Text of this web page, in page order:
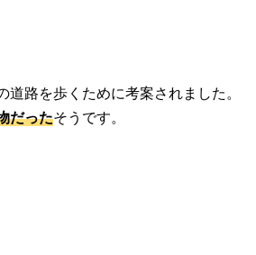
路を歩くために考案されました。
だったそうです。